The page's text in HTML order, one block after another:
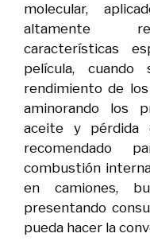
molecular,
altamente
características
película,
rendimiento de
aminorando los
aceite y pérdida
recomendado
combustión
en camiones,
presentando
pueda hacer la